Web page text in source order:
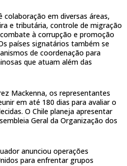
em diversas áreas,
e tributária, controle de migração
à corrupção e promoção
países signatários também se
de coordenação para
que atuam além das
Mackenna, os representantes
em até 180 dias para avaliar o
O Chile planeja apresentar
Geral da Organização dos
anunciou operações
para enfrentar grupos